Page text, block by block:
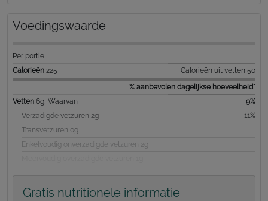
Voedingswaarde
Per portie
Calorieën 225
Calorieën uit vetten 50
% aanbevolen dagelijkse hoeveelheid*
Vetten 6g, Waarvan
9%
Verzadigde vetzuren 2g
11%
Transvetzuren 0g
Enkelvoudig onverzadigde vetzuren 2g
Gratis nutritionele informatie